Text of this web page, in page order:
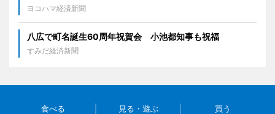
ヨコハマ経済新聞
八広で町名誕生60周年祝賀会 小池都知事も祝福
すみだ経済新聞
食べる 見る・遊ぶ 買う